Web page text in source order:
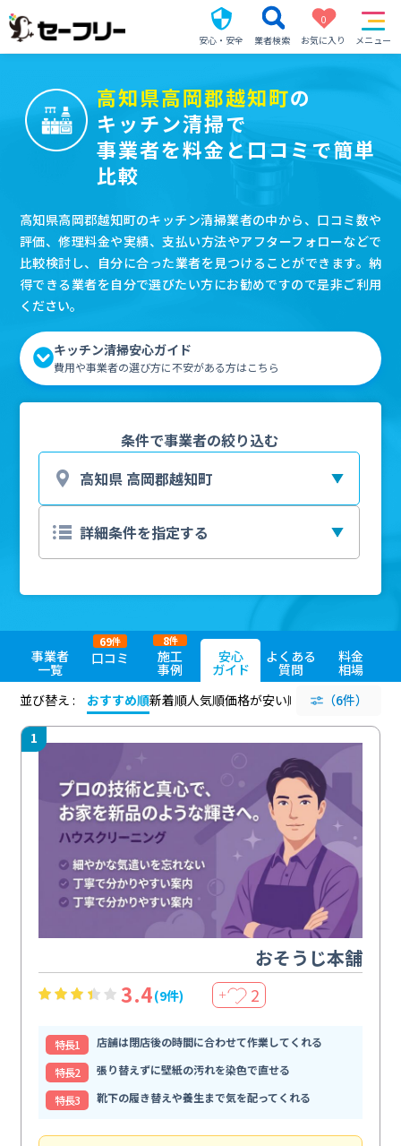
安心・安全 業者検索
0
お気に入り
メニュー
高知県高岡郡越知町の
キッチン清掃で
事業者を料金と口コミで簡単
比較
高知県高岡郡越知町のキッチン清掃業者の中から、口コミ数や
評価、修理料金や実績、支払い方法やアフターフォローなどで
比較検討し、自分に合った業者を見つけることができます。納
得できる業者を自分で選びたい方にお勧めですので是非ご利用
ください。
キッチン清掃安心ガイド
費用や事業者の選び方に不安がある方はこちら
条件で事業者の絞り込む
事業者
一覧
口コミ
69件
施工
事例
8件
安心
ガイド
よくある
質問
料金
相場
並び替え :
おすすめ順新着順人気順価格が安い順 評価が高い順
（6件）
1
おそうじ本舗
3.4(9件) ＋ 2
特⻑1
店舗は閉店後の時間に合わせて作業してくれる
特⻑2
張り替えずに壁紙の汚れを染色で直せる
特⻑3
靴下の履き替えや養生まで気を配ってくれる